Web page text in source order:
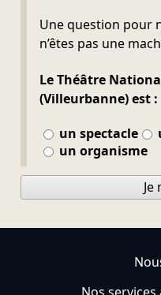
Une question pour
n’êtes pas une
Le Théâtre
(Villeurbanne) est :
un spectacle
un organisme
Ne pas remplir
Je